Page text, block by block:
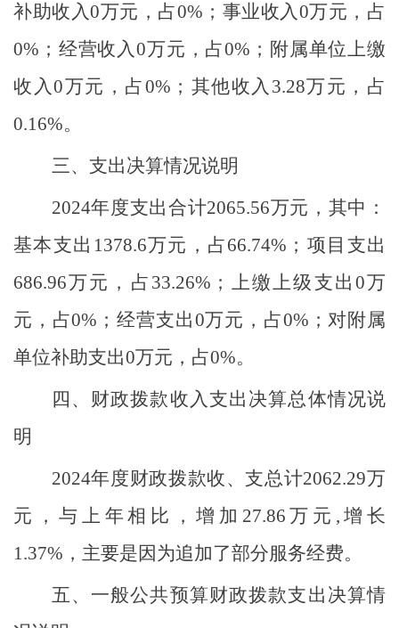
补助收入0万元，占0% ；事业收入0万元，占
0% ；经营收入0万元，占0% ；附属单位上缴
收入0万元，占0% ；其他收入 3.28万元，占
0.16%。
三、支出决算情况说明
2024年度支出合计2065.56万元，其中：
基本支出 1378.6万元，占66.74% ；项目支出
686.96万元，占 33.26% ；上缴上级支出 0万
元，占0% ；经营支出0万元，占0% ；对附属
单位补助支出0万元，占0%。
四、财政拨款收入支出决算总体情况说
明
2024年度财政拨款收、支总计2062.29万
元，与上年相比，增加 27.86 万元 , 增长
1.37% ，主要是因为追加了部分服务经费。
五、一般公共预算财政拨款支出决算情